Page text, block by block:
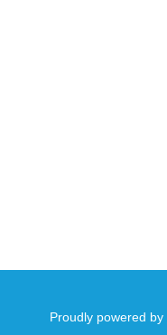
Proudly powered by